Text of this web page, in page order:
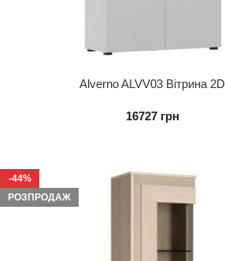
Alverno ALVV03 Вітрина 2D
16727 грн
-44%
РОЗПРОДАЖ